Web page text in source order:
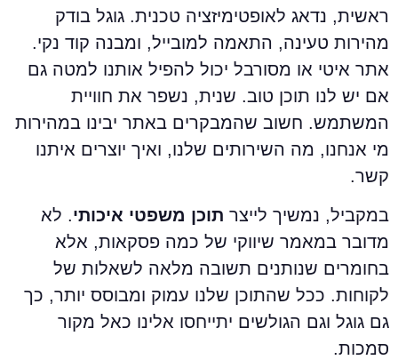
ראשית, נדאג לאופטימיזציה טכנית. גוגל בודק
מהירות טעינה, התאמה למובייל, ומבנה קוד נקי.
אתר איטי או מסורבל יכול להפיל אותנו למטה גם
אם יש לנו תוכן טוב. שנית, נשפר את חוויית
המשתמש. חשוב שהמבקרים באתר יבינו במהירות
מי אנחנו, מה השירותים שלנו, ואיך יוצרים איתנו
קשר.
במקביל, נמשיך לייצרתוכן משפטי איכותי. לא
מדובר במאמר שיווקי של כמה פסקאות, אלא
בחומרים שנותנים תשובה מלאה לשאלות של
לקוחות. ככל שהתוכן שלנו עמוק ומבוסס יותר, כך
גם גוגל וגם הגולשים יתייחסו אלינו כאל מקור
סמכות.